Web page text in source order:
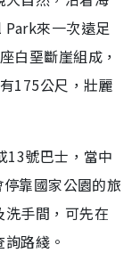
來一次遠足
白堊斷崖組成，
175公尺，壯麗
13號巴士，當中
靠國家公園的旅
手間，可先在
路綫。